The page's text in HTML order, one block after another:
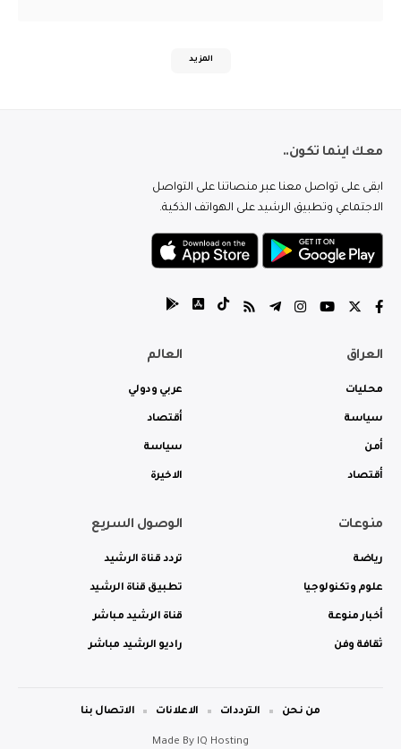
المزيد
معك اينما تكون..
ابقى على تواصل معنا عبر منصاتنا على التواصل
الاجتماعي وتطبيق الرشيد على الهواتف الذكية.
العراق
محليات
سياسة
أمن
أقتصاد
العالم
عربي ودولي
أقتصاد
سياسة
الاخيرة
منوعات
رياضة
علوم وتكنولوجيا
أخبار منوعة
ثقافة وفن
الوصول السريع
تردد قناة الرشيد
تطبيق قناة الرشيد
قناة الرشيد مباشر
راديو الرشيد مباشر
Made By IQ Hosting
من نحن الترددات الاعلانات الاتصال بنا